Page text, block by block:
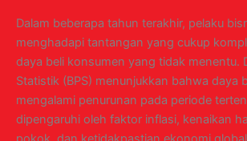
Dalam beberapa tahun terakhir, pelaku
menghadapi tantangan yang cukup
daya beli konsumen yang tidak menentu.
Statistik (BPS) menunjukkan bahwa daya
mengalami penurunan pada periode
dipengaruhi oleh faktor inflasi, kenaikan